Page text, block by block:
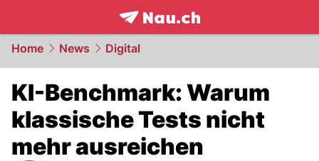
frontpage.NAU.ch
Home News Digital
KI-Benchmark: Warum
klassische Tests nicht
mehr ausreichen